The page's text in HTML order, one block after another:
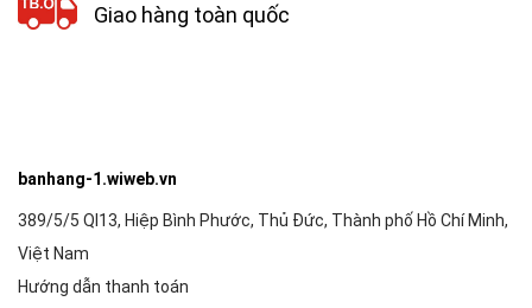
Giao hàng toàn quốc
banhang-1.wiweb.vn
389/5/5 Ql13, Hiệp Bình Phước, Thủ Đức, Thành phố Hồ Chí Minh,
Việt Nam
Hướng dẫn thanh toán